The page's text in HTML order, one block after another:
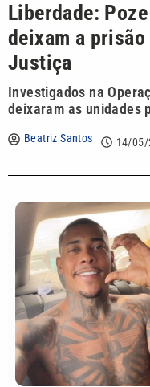
Liberdade:
deixam a
Justiça
Investigados na
deixaram as unidades
Beatriz Santos 14/05/